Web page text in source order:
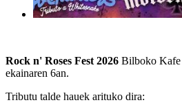
Rock n' Roses Fest 2026 Bilboko Kafe
ekainaren 6an.
Tributu talde hauek arituko dira: